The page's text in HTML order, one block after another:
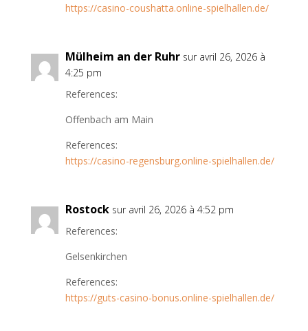
https://casino-coushatta.online-spielhallen.de/
Mülheim an der Ruhr sur avril 26, 2026 à
4:25 pm
References:
Offenbach am Main
References:
https://casino-regensburg.online-spielhallen.de/
Rostock sur avril 26, 2026 à 4:52 pm
References:
Gelsenkirchen
References:
https://guts-casino-bonus.online-spielhallen.de/